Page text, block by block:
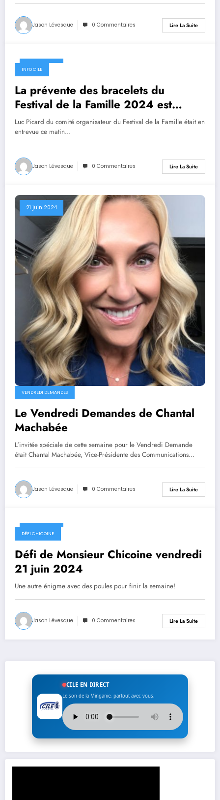
Jason Lévesque 0 Commentaires Lire La Suite
21 juin 2024
INFO CILE
La prévente des bracelets du
Festival de la Famille 2024 est
commencée
Luc Picard du comité organisateur du Festival de la Famille était en
entrevue ce matin…
Jason Lévesque 0 Commentaires Lire La Suite
21 juin 2024
VENDREDI DEMANDES
Le Vendredi Demandes de Chantal
Machabée
L'invitée spéciale de cette semaine pour le Vendredi Demande
était Chantal Machabée, Vice-Présidente des Communications…
Jason Lévesque 0 Commentaires Lire La Suite
21 juin 2024
DÉFI CHICOINE
Défi de Monsieur Chicoine vendredi
21 juin 2024
Une autre énigme avec des poules pour finir la semaine!
Jason Lévesque 0 Commentaires Lire La Suite
CILE EN DIRECT
Le son de la Minganie, partout avec vous.